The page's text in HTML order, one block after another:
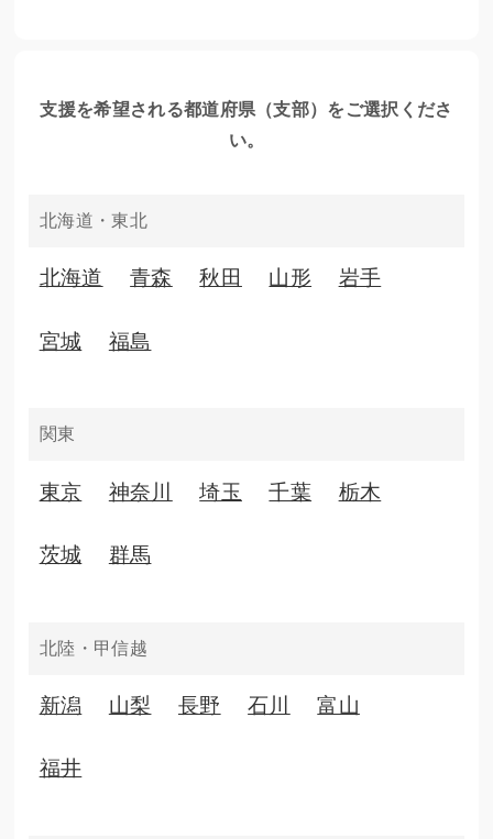
事業・決算等の詳細は日本赤十字社公式ページをご覧くださ
http://www.jrc.or.jp/
支援を希望される都道府県（支部）をご選択くださ
い。
北海道・東北
北海道 青森 秋田 山形 岩手
宮城 福島
関東
東京 神奈川 埼玉 千葉 栃木
茨城 群馬
北陸・甲信越
新潟 山梨 長野 石川 富山
福井